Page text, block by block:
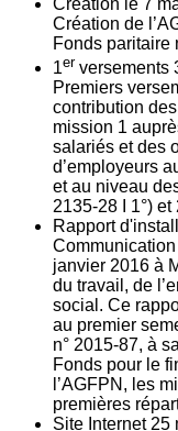
Création le 7
Création de
Fonds paritaire
1er versements
Premiers
contribution
mission 1
salariés et des
d’employeurs
et au niveau
2135‐28 I 1°)
Rapport
janvier 2016 à
du travail, de
social. Ce
au premier
n° 2015-87, à
Fonds pour le
l’AGFPN, les
premières
Site Internet 25